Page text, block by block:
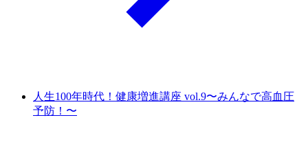
人生100年時代！健康増進講座 vol.9〜みんなで高血圧
予防！〜